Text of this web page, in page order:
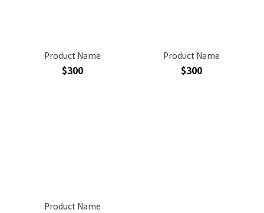
Product Name
$300
Product Name
$300
Product Name